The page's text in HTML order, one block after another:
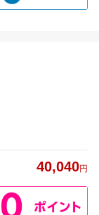
40,040円